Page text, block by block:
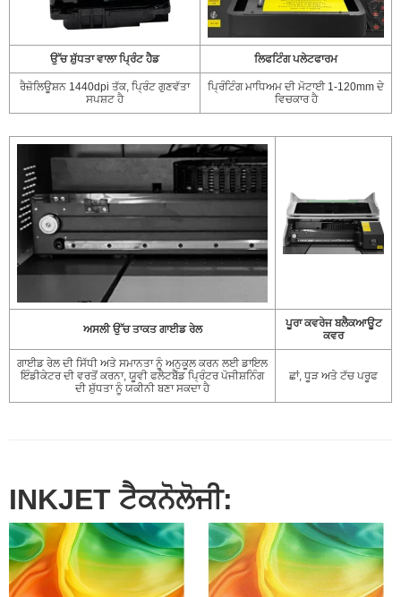
ਉੱਚ ਸ਼ੁੱਧਤਾ ਵਾਲਾ ਪ੍ਰਿੰਟ ਹੈਡ ਲਿਫਟਿੰਗ ਪਲੇਟਫਾਰਮ
ਰੈਜ਼ੋਲਿਊਸ਼ਨ 1440dpi ਤੱਕ, ਪ੍ਰਿੰਟ ਗੁਣਵੱਤਾ
ਸਪਸ਼ਟ ਹੈ
ਪ੍ਰਿੰਟਿੰਗ ਮਾਧਿਅਮ ਦੀ ਮੋਟਾਈ 1-120mm ਦੇ
ਵਿਚਕਾਰ ਹੈ
ਅਸਲੀ ਉੱਚ ਤਾਕਤ ਗਾਈਡ ਰੇਲ
ਪੂਰਾ ਕਵਰੇਜ ਬਲੈਕਆਊਟ
ਕਵਰ
ਗਾਈਡ ਰੇਲ ਦੀ ਸਿੱਧੀ ਅਤੇ ਸਮਾਨਤਾ ਨੂੰ ਅਨੁਕੂਲ ਕਰਨ ਲਈ ਡਾਇਲ
ਇੰਡੀਕੇਟਰ ਦੀ ਵਰਤੋਂ ਕਰਨਾ, ਯੂਵੀ ਫਲੈਟਬੈੱਡ ਪ੍ਰਿੰਟਰ ਪੋਜੀਸ਼ਨਿੰਗ
ਦੀ ਸ਼ੁੱਧਤਾ ਨੂੰ ਯਕੀਨੀ ਬਣਾ ਸਕਦਾ ਹੈ
ਛਾਂ, ਧੂੜ ਅਤੇ ਟੱਚ ਪਰੂਫ
INKJET ਟੈਕਨੋਲੋਜੀ: